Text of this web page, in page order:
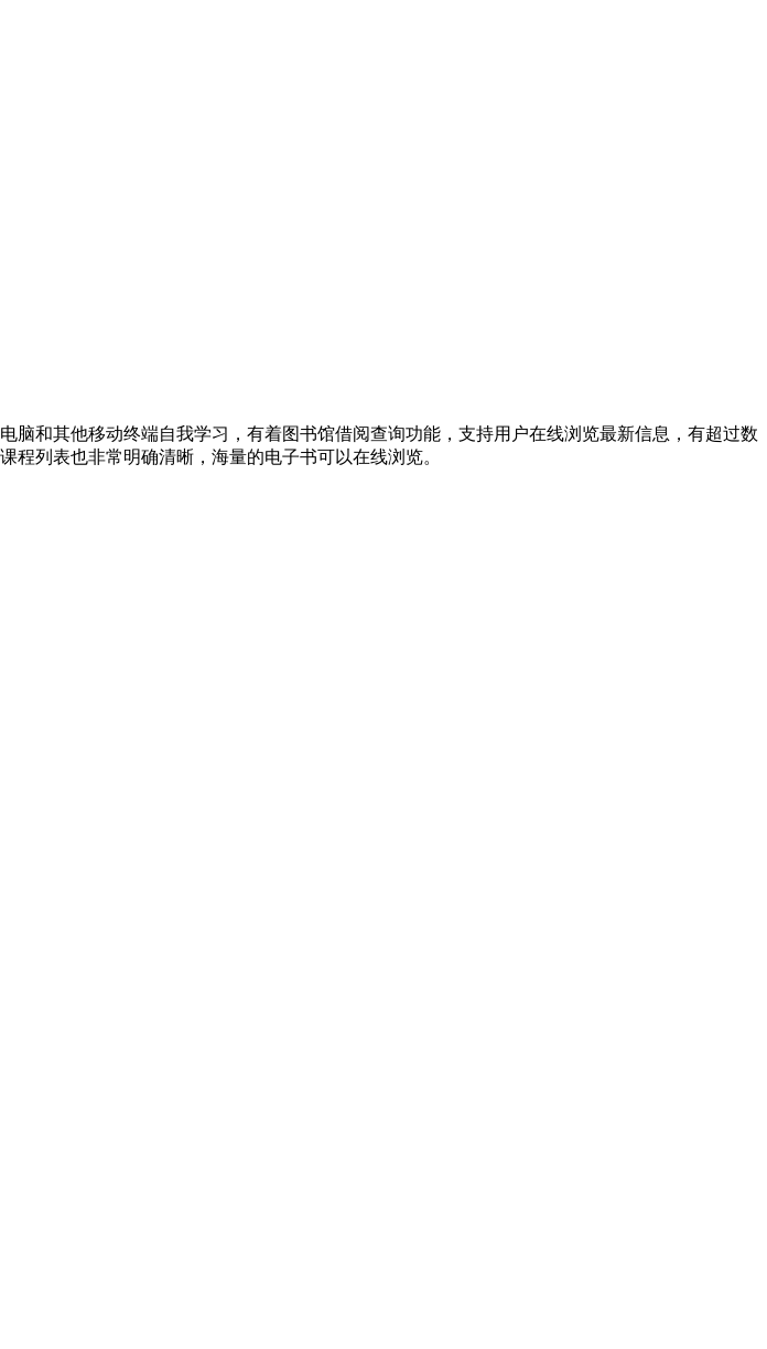
脑和其他移动终端自我学习，有着图书馆借阅查询功能，支持用户在线浏览最新信息，有超过数
列表也非常明确清晰，海量的电子书可以在线浏览。